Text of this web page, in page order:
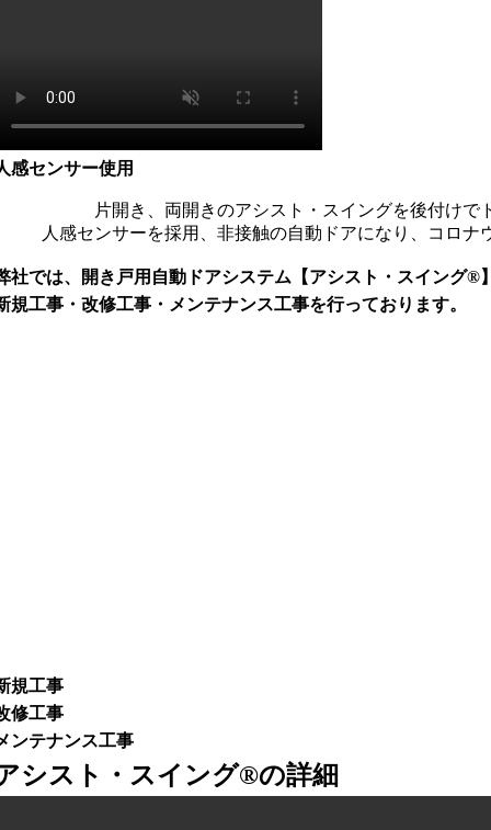
感センサー使用
片開き、両開きのアシスト・スイングを後付けで
人感センサーを採用、非接触の自動ドアになり、コロナ
社では、開き戸用自動ドアシステム【アシスト・スイング®
規工事・改修工事・メンテナンス工事を行っております。
規工事
修工事
ンテナンス工事
シスト・スイング®の詳細